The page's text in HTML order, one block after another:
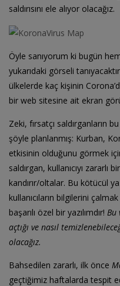
saldırısını ele alıyor olacağız.
Öyle sanıyorum ki bugün
yukarıdaki görseli
ülkelerde kaç kişinin
bir web sitesine ait ekran
Zeki, fırsatçı saldırganların
şöyle planlanmış: Kurban,
etkisinin olduğunu görmek
saldırgan, kullanıcıyı zararlı
kandırır/oltalar. Bu kötücül
kullanıcıların bilgilerini
başarılı özel bir yazılımdır! Bu
açtığı ve nasıl
olacağız.
Bahsedilen zararlı, ilk önce
geçtiğimiz haftalarda tespit